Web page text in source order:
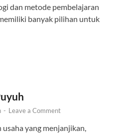
dan metode pembelajaran
banyak pilihan untuk
- Leave a Comment
yang menjanjikan,